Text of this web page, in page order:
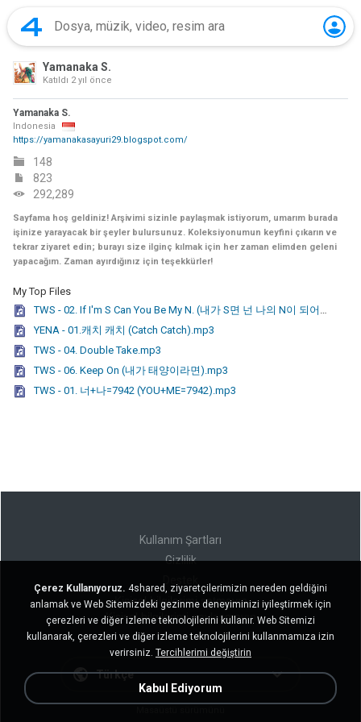
Yamanaka S.
Katıldı 2 yıl önce
Yamanaka S.
Indonesia
https://yamanakasayuri29.blogspot.com/
148
823
292,289
Sayfama hoş geldiniz! Arşivimi sizinle paylaşmak istiyorum, umarım burada
işinize yarayacak bir şeyler bulursunuz. Koleksiyonumun keyfini çıkarın ve
tekrar ziyaret edin; burayı size ilginç kılmak için her zaman elimden geleni
yapacağım. Zaman ayırdığınız için teşekkürler!
My Top Files
TWS - 02. If I'm S Can You Be My N. (내가 S면 넌 나의 N이 되어줘 ).mp3
YENA - 01.캐치 캐치 (Catch Catch).mp3
TWS - 04. Double Take.mp3
TWS - 06. Keep On (내가 태양이라면).mp3
TWS - 01. 너+나=7942 (YOU+ME=7942).mp3
Kullanım Şartları
Gizlilik
Kişisel bilgilerimi satmayın
Kişisel bilgilerimi paylaşmayın
Türkçe
Çerez Kullanıyoruz. 4shared, ziyaretçilerimizin nereden geldiğini
anlamak ve Web Sitemizdeki gezinme deneyiminizi iyileştirmek için
çerezleri ve diğer izleme teknolojilerini kullanır. Web Sitemizi
kullanarak, çerezleri ve diğer izleme teknolojilerini kullanmamıza izin
verirsiniz. Tercihlerimi değiştirin
Kabul Ediyorum